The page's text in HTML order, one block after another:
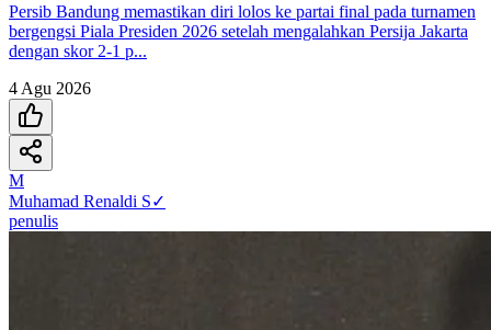
Persib Bandung memastikan diri lolos ke partai final pada turnamen
bergengsi Piala Presiden 2026 setelah mengalahkan Persija Jakarta
dengan skor 2-1 p...
4 Agu 2026
M
Muhamad Renaldi S✓
penulis